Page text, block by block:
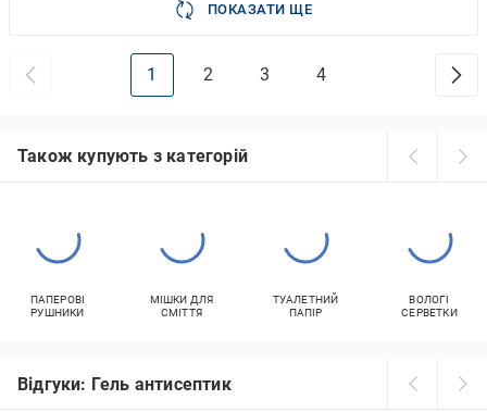
ПОКАЗАТИ ЩЕ
1 2 3 4
Також купують з категорій
ПАПЕРОВІ
РУШНИКИ
МІШКИ ДЛЯ
СМІТТЯ
ТУАЛЕТНИЙ
ПАПІР
ВОЛОГІ
СЕРВЕТКИ
Відгуки: Гель антисептик